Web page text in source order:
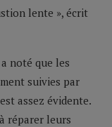
lente », écrit
noté que les
suivies par
assez évidente.
réparer leurs